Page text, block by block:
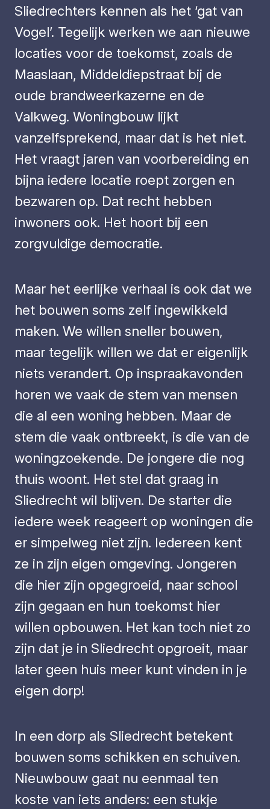
Sliedrechters kennen als het ‘gat van
Vogel’. Tegelijk werken we aan nieuwe
locaties voor de toekomst, zoals de
Maaslaan, Middeldiepstraat bij de
oude brandweerkazerne en de
Valkweg. Woningbouw lijkt
vanzelfsprekend, maar dat is het niet.
Het vraagt jaren van voorbereiding en
bijna iedere locatie roept zorgen en
bezwaren op. Dat recht hebben
inwoners ook. Het hoort bij een
zorgvuldige democratie.
Maar het eerlijke verhaal is ook dat we
het bouwen soms zelf ingewikkeld
maken. We willen sneller bouwen,
maar tegelijk willen we dat er eigenlijk
niets verandert. Op inspraakavonden
horen we vaak de stem van mensen
die al een woning hebben. Maar de
stem die vaak ontbreekt, is die van de
woningzoekende. De jongere die nog
thuis woont. Het stel dat graag in
Sliedrecht wil blijven. De starter die
iedere week reageert op woningen die
er simpelweg niet zijn. Iedereen kent
ze in zijn eigen omgeving. Jongeren
die hier zijn opgegroeid, naar school
zijn gegaan en hun toekomst hier
willen opbouwen. Het kan toch niet zo
zijn dat je in Sliedrecht opgroeit, maar
later geen huis meer kunt vinden in je
eigen dorp!
In een dorp als Sliedrecht betekent
bouwen soms schikken en schuiven.
Nieuwbouw gaat nu eenmaal ten
koste van iets anders: een stukje